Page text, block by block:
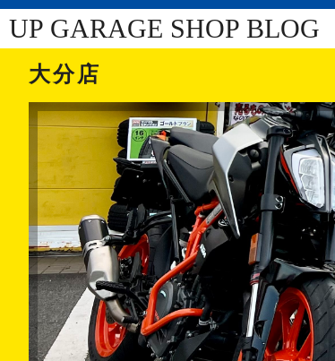
UP GARAGE SHOP BLOG
大分店